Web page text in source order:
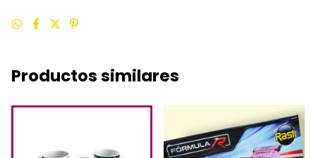
Productos similares